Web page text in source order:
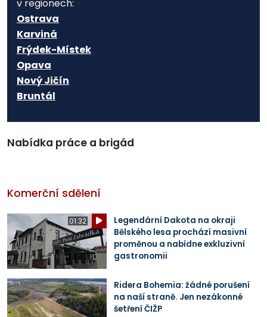
v regionech:
Ostrava
Karviná
Frýdek-Místek
Opava
Nový Jičín
Bruntál
Nabídka práce a brigád
Komerční sdělení
01:32
Legendární Dakota na okraji
Bělského lesa prochází masivní
proměnou a nabídne exkluzivní
gastronomii
Ridera Bohemia: žádné porušení
na naší straně. Jen nezákonné
šetření ČIŽP